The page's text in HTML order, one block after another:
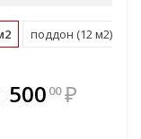
поддон (12 м2)
500 00 ₽